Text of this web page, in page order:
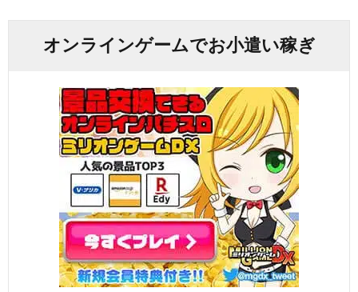
オンラインゲームでお小遣い稼ぎ